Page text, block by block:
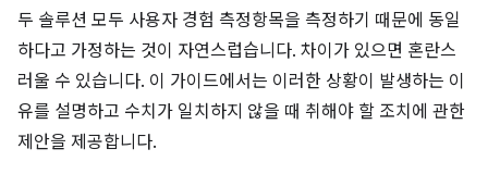
두 솔루션 모두 사용자 경험 측정항목을 측정하기 때문에 동일
하다고 가정하는 것이 자연스럽습니다. 차이가 있으면 혼란스
러울 수 있습니다. 이 가이드에서는 이러한 상황이 발생하는 이
유를 설명하고 수치가 일치하지 않을 때 취해야 할 조치에 관한
제안을 제공합니다.